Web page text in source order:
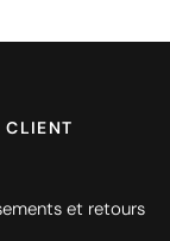
CLIENT
et retours